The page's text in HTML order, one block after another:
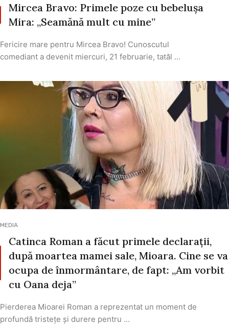
Mircea Bravo: Primele poze cu bebelușa
Mira: „Seamănă mult cu mine”
Fericire mare pentru Mircea Bravo! Cunoscutul
comediant a devenit miercuri, 21 februarie, tatăl ...
MEDIA
Catinca Roman a făcut primele declarații,
după moartea mamei sale, Mioara. Cine se va
ocupa de înmormântare, de fapt: „Am vorbit
cu Oana deja”
Pierderea Mioarei Roman a reprezentat un moment de
profundă tristețe și durere pentru ...